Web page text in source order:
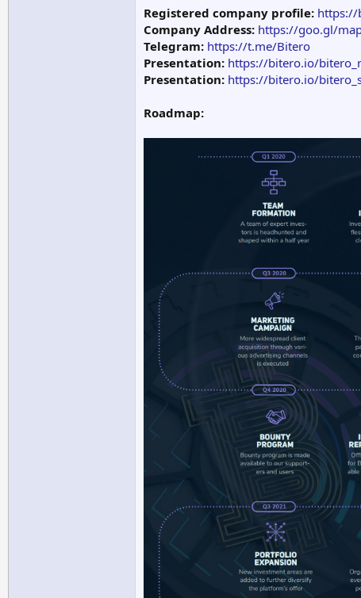
Registered company profile: https://
Company Address: https://goo.gl/
Telegram: https://t.me/Bitero
Presentation: https://bitero.io/
Presentation: https://bitero.io/
Roadmap: